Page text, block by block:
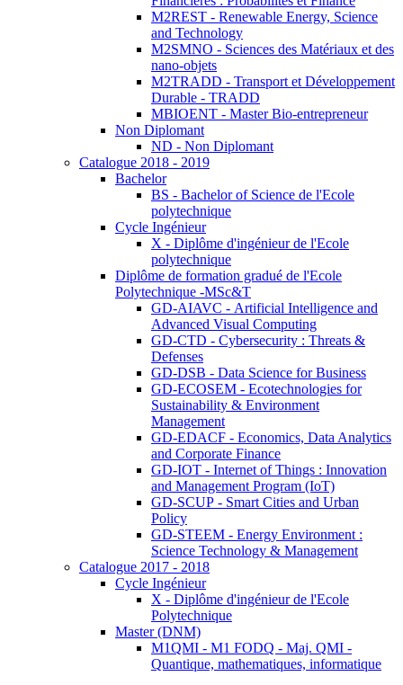
M2REST - Renewable Energy, Science
and Technology
M2SMNO - Sciences des Matériaux et des
nano-objets
M2TRADD - Transport et Développement
Durable - TRADD
MBIOENT - Master Bio-entrepreneur
Non Diplomant
ND - Non Diplomant
Catalogue 2018 - 2019
Bachelor
BS - Bachelor of Science de l'Ecole
polytechnique
Cycle Ingénieur
X - Diplôme d'ingénieur de l'Ecole
polytechnique
Diplôme de formation gradué de l'Ecole
Polytechnique -MSc&T
GD-AIAVC - Artificial Intelligence and
Advanced Visual Computing
GD-CTD - Cybersecurity : Threats &
Defenses
GD-DSB - Data Science for Business
GD-ECOSEM - Ecotechnologies for
Sustainability & Environment
Management
GD-EDACF - Economics, Data Analytics
and Corporate Finance
GD-IOT - Internet of Things : Innovation
and Management Program (IoT)
GD-SCUP - Smart Cities and Urban
Policy
GD-STEEM - Energy Environment :
Science Technology & Management
Catalogue 2017 - 2018
Cycle Ingénieur
X - Diplôme d'ingénieur de l'Ecole
Polytechnique
Master (DNM)
M1QMI - M1 FODQ - Maj. QMI -
Quantique, mathematiques, informatique